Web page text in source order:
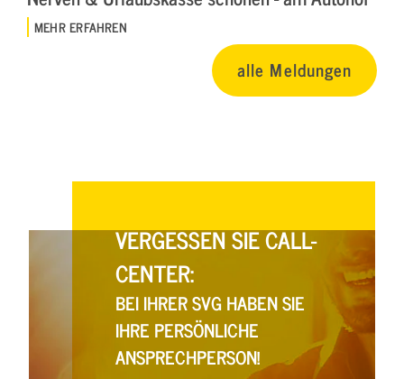
MEHR ERFAHREN
alle Meldungen
VERGESSEN SIE CALL-
CENTER:
BEI IHRER SVG HABEN SIE
IHRE PERSÖNLICHE
ANSPRECHPERSON!